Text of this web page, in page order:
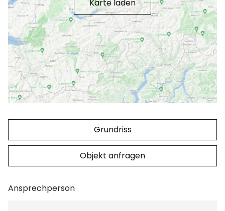
Karte laden
Grundriss
Objekt anfragen
Ansprechperson